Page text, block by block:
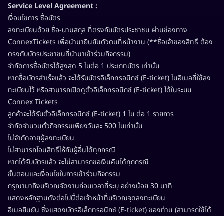
Service Level Agreement :
เงื่อนไขการ ซื้อบัตร
ลงทะเบียนด้วย ชื่อ-นามสกุล ที่ตรงกับบัตรประชาชน ผ่านช่องทาง
ConnexTickets เพื่อนำมายืนยันตัวตนที่หน้างาน (**ชื่อเจ้าของสิทธิ์ ต้อง
ตรงกับบัตรประชาชนที่นำมาเข้าร่วมกิจกรรม)
จำกัดการซื้อบัตรได้สูงสุด 5 ใบต่อ 1 ประเภทบัตร เท่านั้น
หากซื้อบัตรสำเร็จแล้ว จะได้รับบัตรอิเล็กทรอนิกซ์ (E-ticket) ในอีเมลที่ใช้ลง
ทะเบียนไว้ หรือสามารถเปิดดูตั๋วอิเล็กทรอนิกซ์ (E-ticket) ได้ในระบบ
Connex Tickets
ลูกค้าจะได้รับตั๋วอิเล็กทรอนิกซ์ (E-ticket) 1 ใบ ต่อ 1 รายการ
จำกัดจำนวนตั๋วกิจกรรมเพียงวันละ 500 ใบเท่านั้น
ไม่จำกัดอายุผู้ลงทะเบียน
ไม่สามารถโอนสิทธิ์ให้กับผู้อื่นได้ทุกกรณี
หากได้รับบัตรแล้ว จะไม่สามารถขอเงินคืนได้ทุกกรณี
ขั้นตอนและเงื่อนไขในการเข้าร่วมกิจกรรม
กรุณามาถึงบริเวณจัดงานก่อนเวลาที่ระบุ อย่างน้อย 30 นาที
แสดงหลักฐานดังต่อไปนี้ต่อเจ้าหน้าที่บริเวณจุดลงทะเบียน
อีเมลยืนยัน ซึ่งแสดงบัตรอิเล็กทรอนิกซ์ (E-ticket) ของท่าน (สามารถใช้ได้